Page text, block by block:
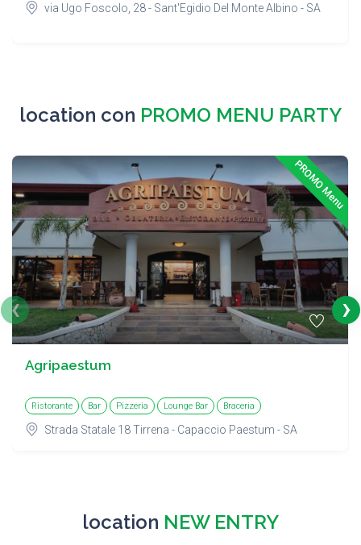
via Ugo Foscolo, 28 - Sant'Egidio Del Monte Albino - SA
location con PROMO MENU PARTY
PROMO Menu
Agripaestum
Ristorante Bar Pizzeria Lounge Bar Braceria
Strada Statale 18 Tirrena - Capaccio Paestum - SA
‹ ›
location NEW ENTRY